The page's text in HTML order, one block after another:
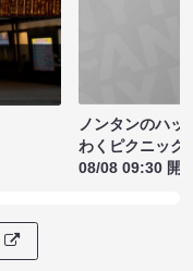
ノンタンのハッ
わくピクニック
08/08 09:30 開